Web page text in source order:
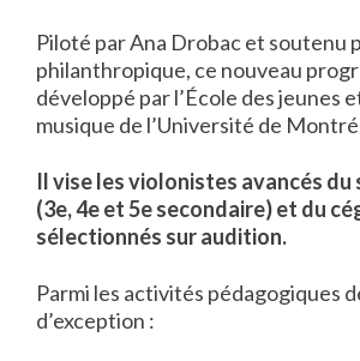
Piloté par Ana Drobac et soutenu
philanthropique, ce nouveau
développé par l’École des jeunes
musique de l’Université de
Il vise les violonistes avancés du
(3e, 4e et 5e secondaire) et du
sélectionnés sur audition.
Parmi les activités pédagogiques
d’exception :